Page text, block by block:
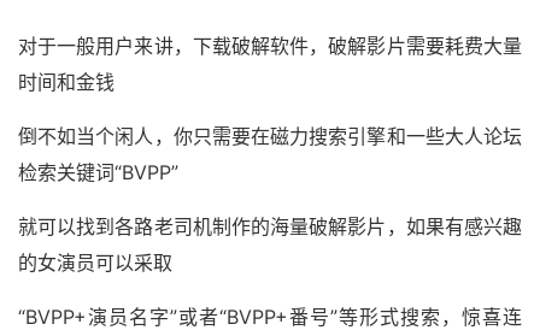
对于一般用户来讲，下载破解软件，破解影片需要耗费大量
时间和金钱
倒不如当个闲人，你只需要在磁力搜索引擎和一些大人论坛
检索关键词“BVPP”
就可以找到各路老司机制作的海量破解影片，如果有感兴趣
的女演员可以采取
“BVPP+演员名字”或者“BVPP+番号”等形式搜索，惊喜连